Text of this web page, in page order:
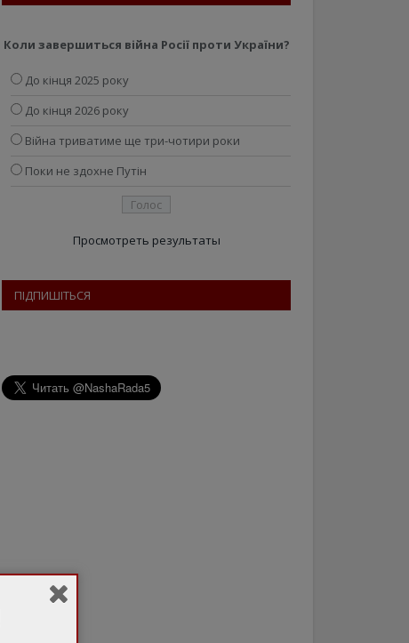
Коли завершиться війна Росії проти України?
До кінця 2025 року
До кінця 2026 року
Війна триватиме ще три-чотири роки
Поки не здохне Путін
Просмотреть результаты
ПІДПИШІТЬСЯ